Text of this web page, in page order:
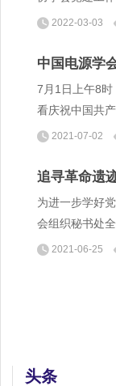
彻落实。
2022-03-03
中国电源学
立100周年
7月1日上午8时
看庆祝中国共
记重要讲话，
2021-07-02
追寻革命遗
为进一步学好
会组织秘书处
丰富的党史学
2021-06-25
头条